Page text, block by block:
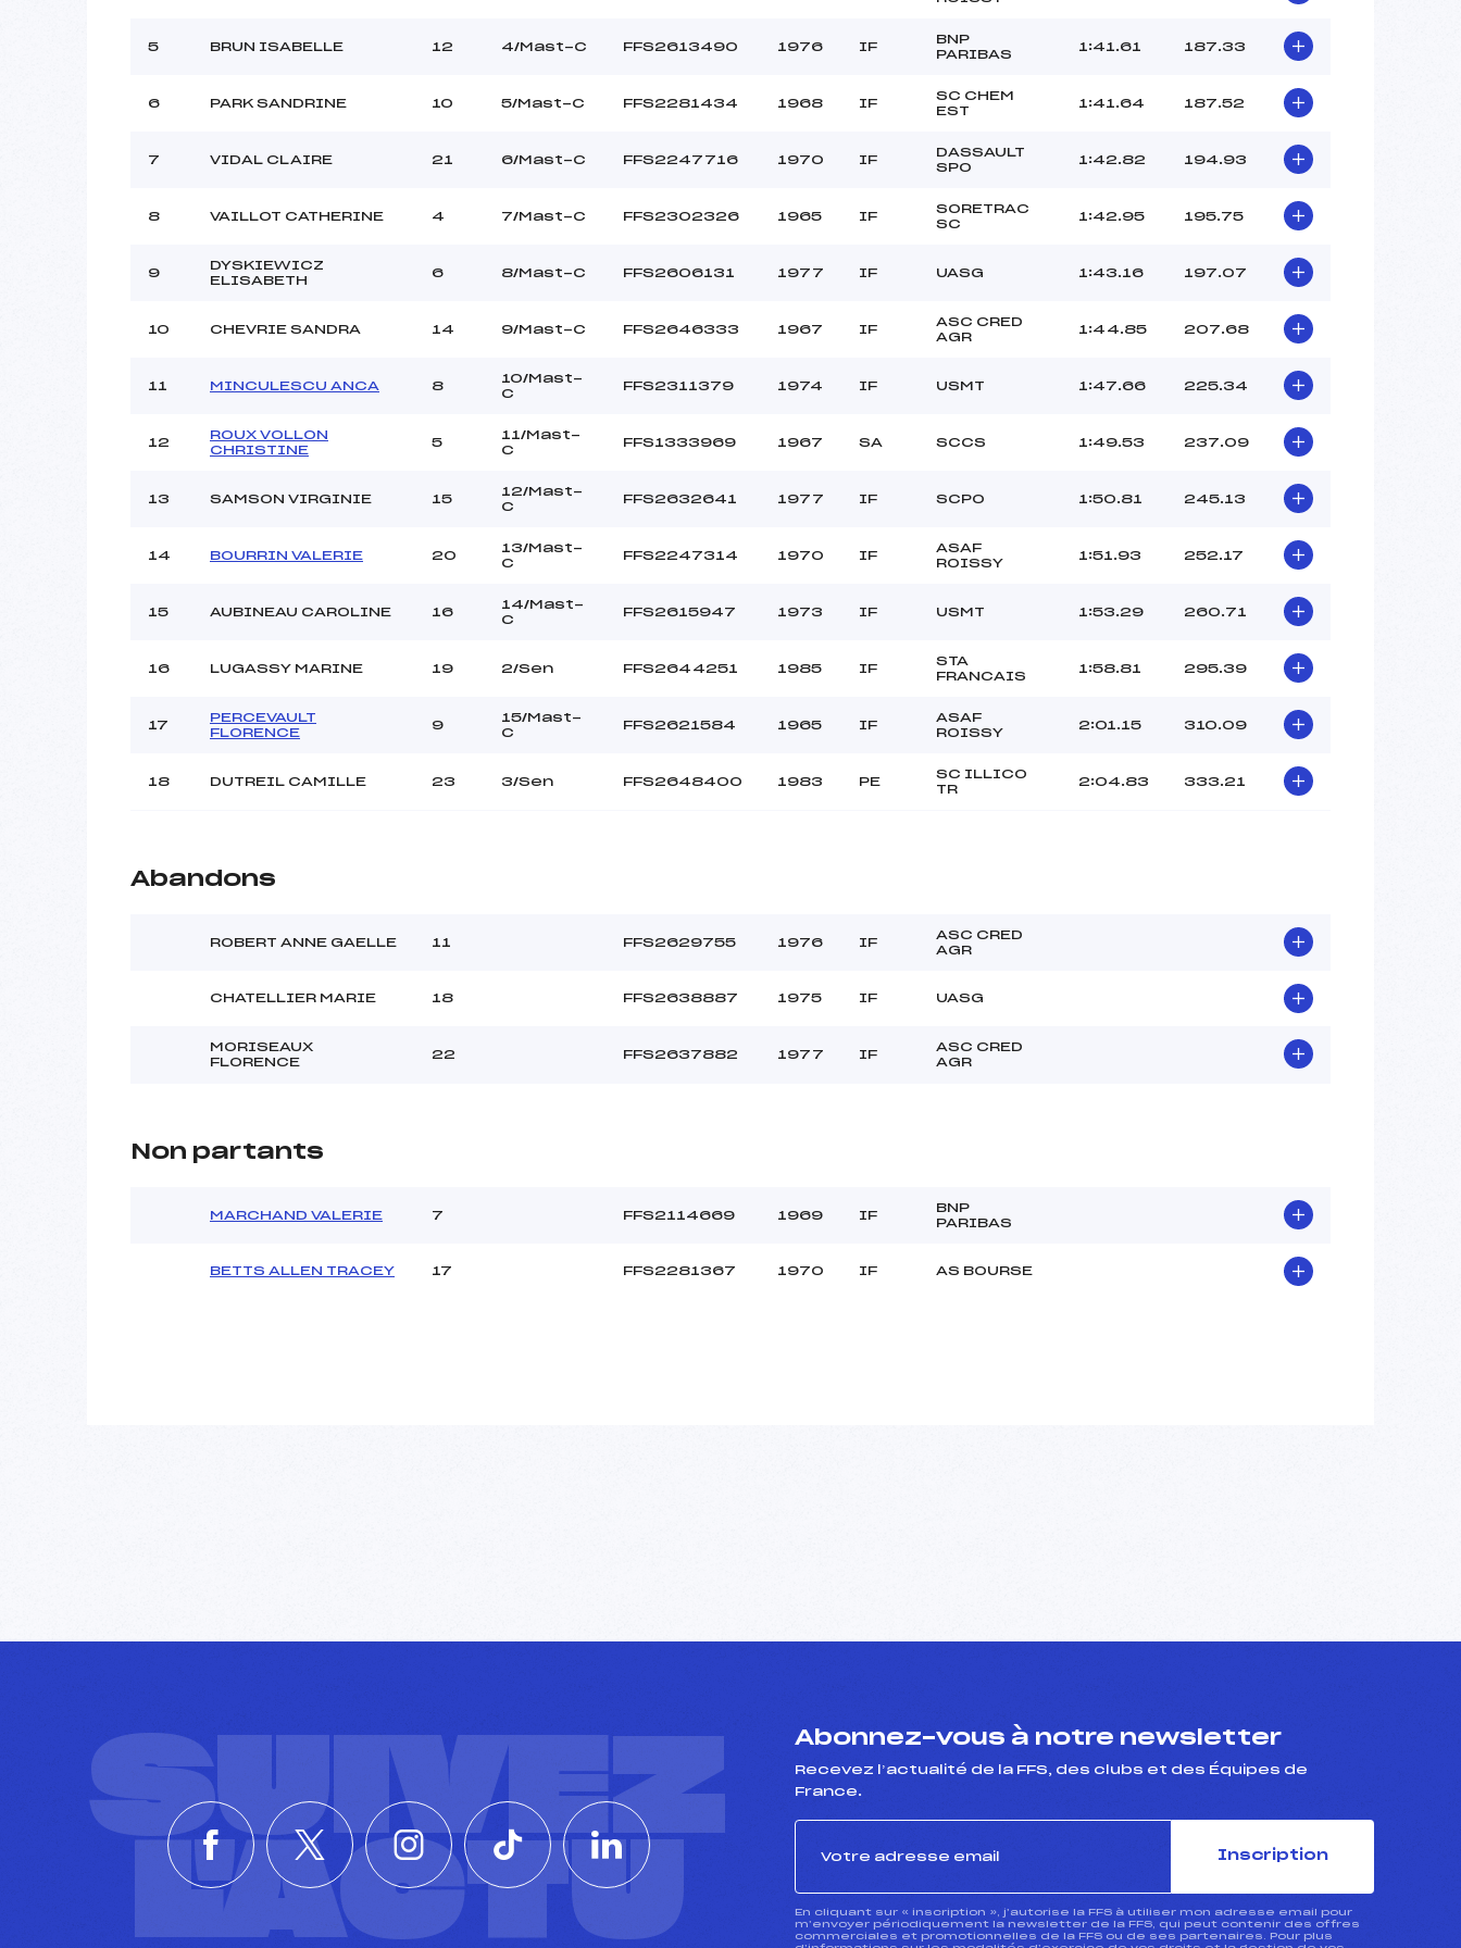
Météo :
BEAU
Température départ :
Pénalité appliquée :
148.9400
5 BRUN ISABELLE 12 4/Mast-C FFS2613490 1976 IF
BNP
PARIBAS
1:41.61 187.33
6 PARK SANDRINE 10 5/Mast-C FFS2281434 1968 IF
SC CHEM
EST
1:41.64 187.52
7 VIDAL CLAIRE 21 6/Mast-C FFS2247716 1970 IF
DASSAULT
SPO
1:42.82 194.93
8 VAILLOT CATHERINE 4 7/Mast-C FFS2302326 1965 IF
SORETRAC
SC
1:42.95 195.75
9
DYSKIEWICZ
ELISABETH
6 8/Mast-C FFS2606131 1977 IF UASG 1:43.16 197.07
10 CHEVRIE SANDRA 14 9/Mast-C FFS2646333 1967 IF
ASC CRED
AGR
1:44.85 207.68
11 MINCULESCU ANCA 8
10/Mast-
C
FFS2311379 1974 IF USMT 1:47.66 225.34
12
ROUX VOLLON
CHRISTINE
5
11/Mast-
C
FFS1333969 1967 SA SCCS 1:49.53 237.09
13 SAMSON VIRGINIE 15
12/Mast-
C
FFS2632641 1977 IF SCPO 1:50.81 245.13
14 BOURRIN VALERIE 20
13/Mast-
C
FFS2247314 1970 IF
ASAF
ROISSY
1:51.93 252.17
15 AUBINEAU CAROLINE 16
14/Mast-
C
FFS2615947 1973 IF USMT 1:53.29 260.71
16 LUGASSY MARINE 19 2/Sen FFS2644251 1985 IF
STA
FRANCAIS
1:58.81 295.39
17
PERCEVAULT
FLORENCE
9
15/Mast-
C
FFS2621584 1965 IF
ASAF
ROISSY
2:01.15 310.09
18 DUTREIL CAMILLE 23 3/Sen FFS2648400 1983 PE
SC ILLICO
TR
2:04.83 333.21
Abandons
ROBERT ANNE GAELLE 11 FFS2629755 1976 IF
ASC CRED
AGR
CHATELLIER MARIE 18 FFS2638887 1975 IF UASG
MORISEAUX
FLORENCE
22 FFS2637882 1977 IF
ASC CRED
AGR
Non partants
MARCHAND VALERIE 7 FFS2114669 1969 IF
BNP
PARIBAS
BETTS ALLEN TRACEY 17 FFS2281367 1970 IF AS BOURSE
SUIVEZ
L'ACTU
Abonnez-vous à notre newsletter
Recevez l’actualité de la FFS, des clubs et des Équipes de
France.
Inscription
En cliquant sur « inscription », j’autorise la FFS à utiliser mon adresse email pour
m’envoyer périodiquement la newsletter de la FFS, qui peut contenir des offres
commerciales et promotionnelles de la FFS ou de ses partenaires. Pour plus